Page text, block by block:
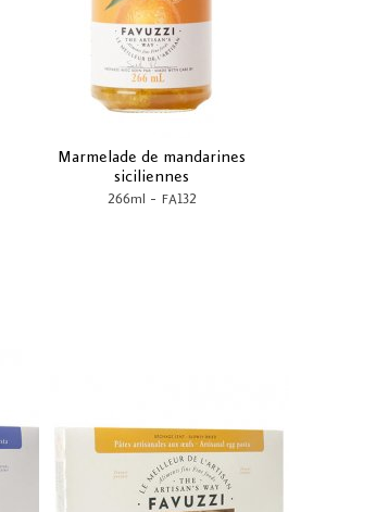
Marmelade de mandarines
siciliennes
266ml - FA132